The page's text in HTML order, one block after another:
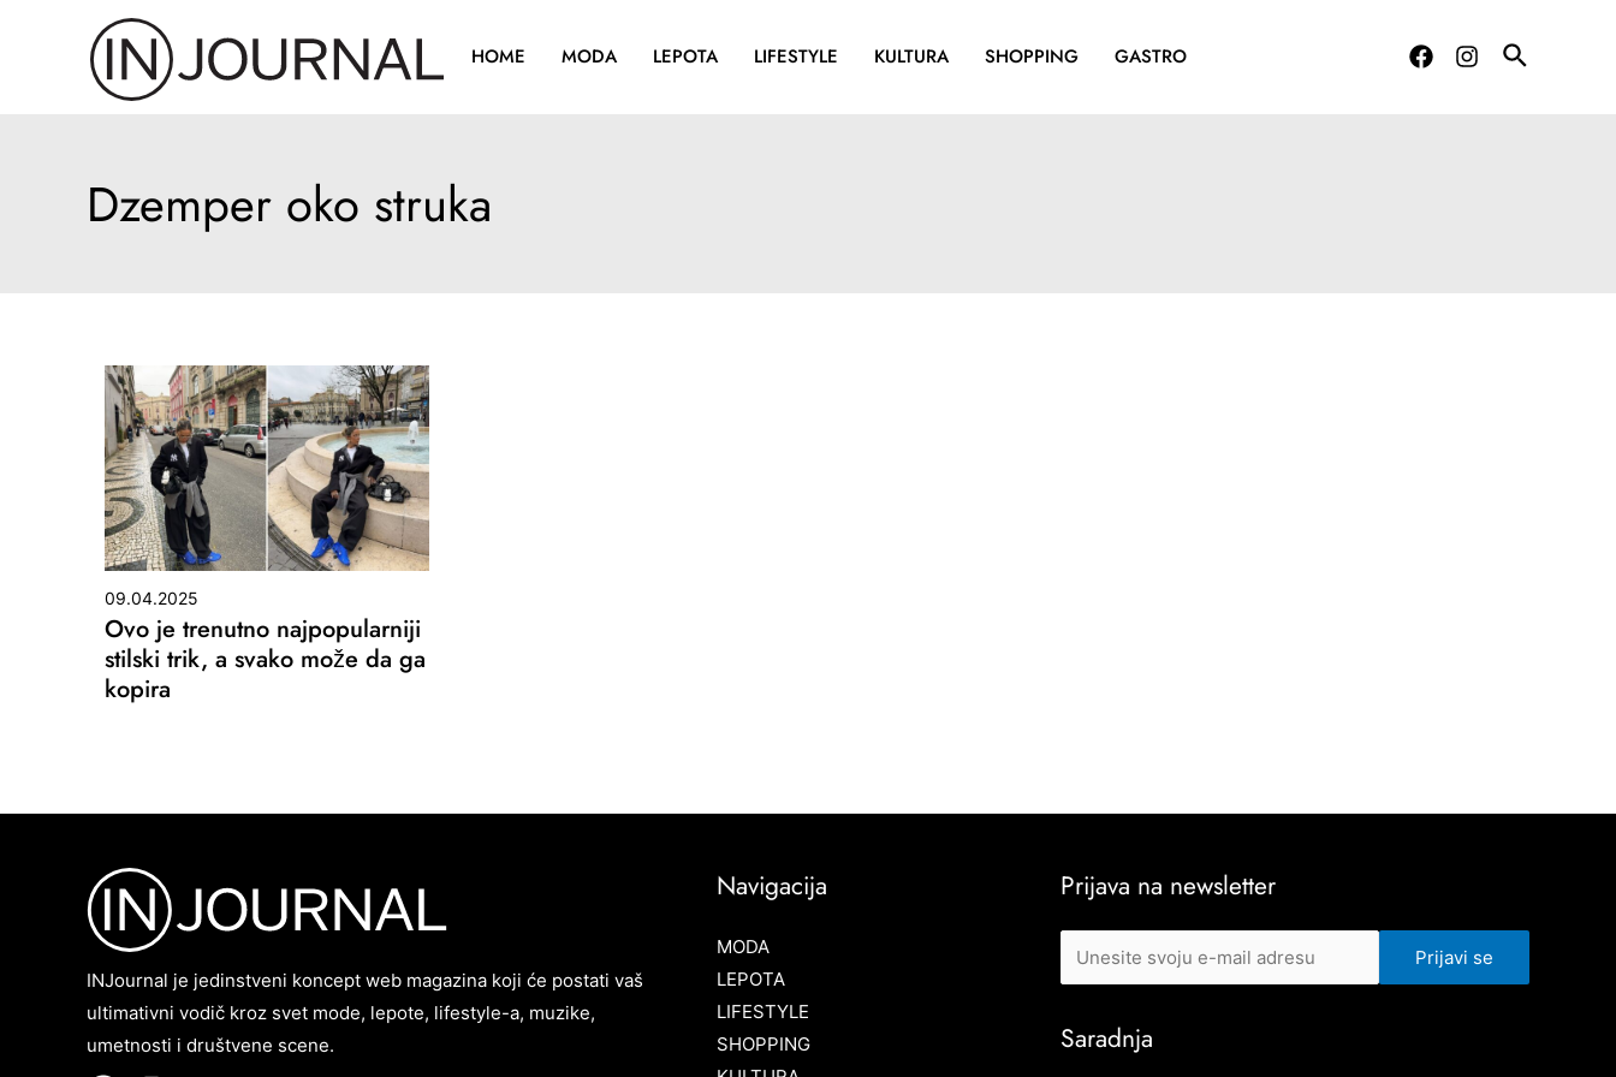
HOME MODA LEPOTA LIFESTYLE KULTURA SHOPPING GASTRO
Dzemper oko struka
09.04.2025
Ovo je trenutno najpopularniji
stilski trik, a svako može da ga
kopira
INJournal je jedinstveni koncept web magazina koji će postati vaš
ultimativni vodič kroz svet mode, lepote, lifestyle-a, muzike,
umetnosti i društvene scene.
Navigacija
MODA
LEPOTA
LIFESTYLE
SHOPPING
Prijava na newsletter
Saradnja